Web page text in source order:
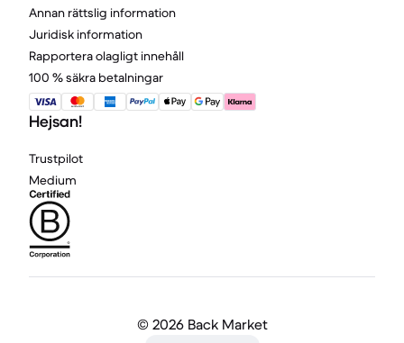
Annan rättslig information
Juridisk information
Rapportera olagligt innehåll
100 % säkra betalningar
Hejsan!
Trustpilot
Medium
© 2026 Back Market